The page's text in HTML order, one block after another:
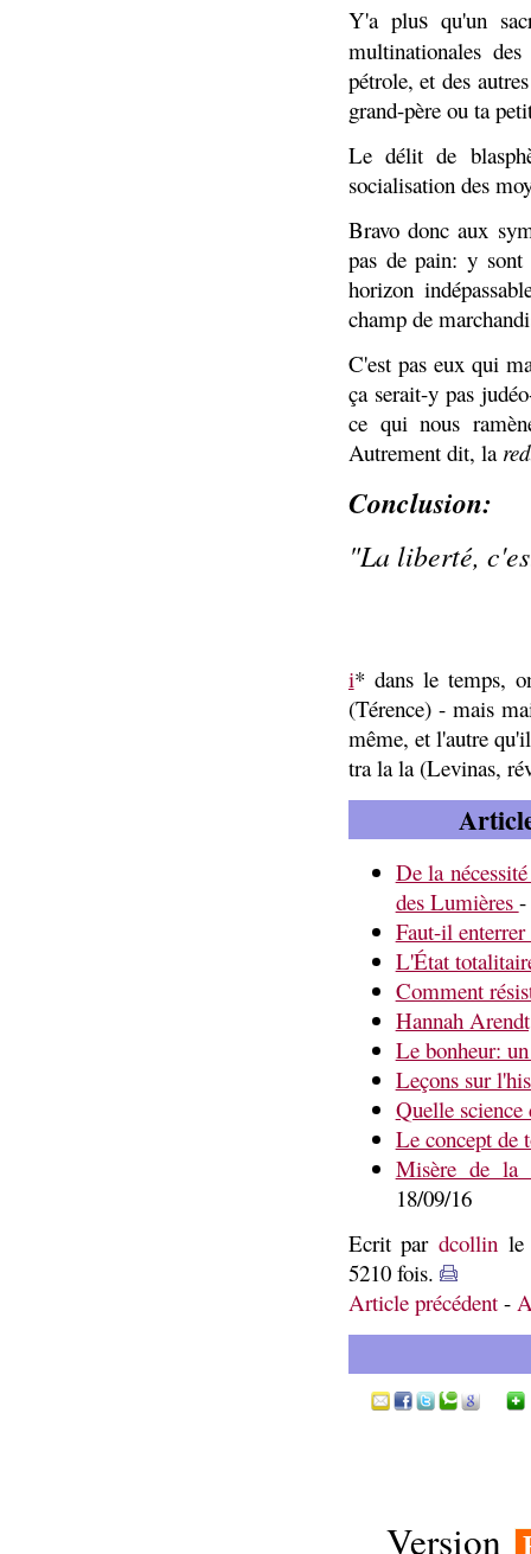
Y'a plusqu'un
multinationales
pétrole, et des
grand-père ou ta
Le délit de
socialisation des
Bravo donc aux
pas de pain: y
horizon
champ de
C'est pas eux qui
ça serait-y pas
ce qui nous
Autrement dit, la
Conclusion:
"La liberté,
i* dans le temps,
(Térence) - mais
même, et l'autre
tra la la (Levinas,
De la
des Lumières -
Faut-il
L'État
Comment
Hannah
Le bonheur:
Leçons sur
Quelle
Le concept de
Misère de la
18/09/16
Ecrit par dcollin le
5210 fois.
Article précédent-
Version